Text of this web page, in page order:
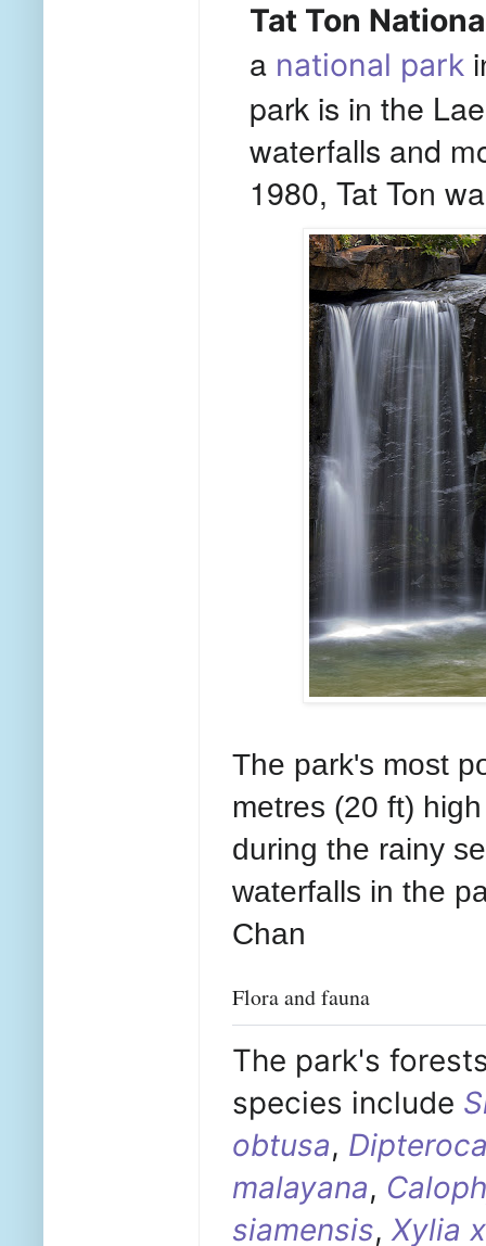
Tat Ton
a national park
park is in the
waterfalls and
1980, Tat Ton
The park's most
metres (20 ft)
during the rainy
waterfalls in the
Chan
Flora and fauna
The park's
species include
obtusa,
malayana,
siamensis,Xylia